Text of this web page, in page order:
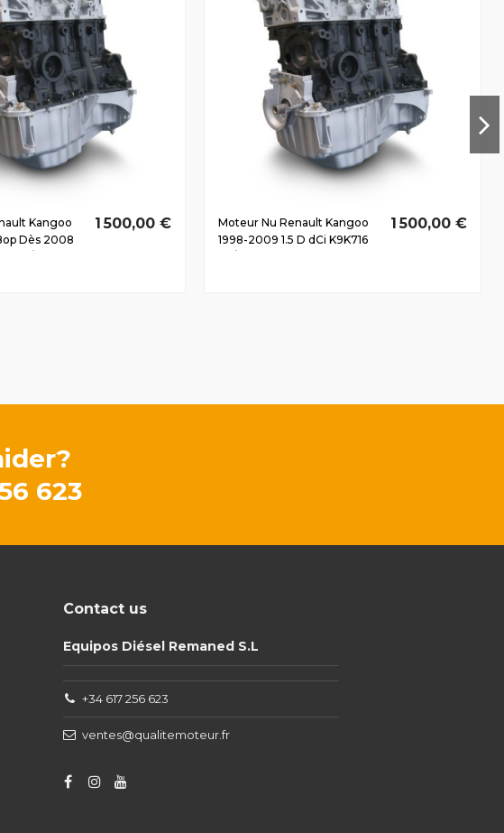
Kangoo
Dès 2008
1 500,00 €
Moteur Nu Renault Kangoo
1998-2009 1.5 D dCi K9K716
1 500,00 €
623
Contact us
Equipos Diésel Remaned S.L
+34 617 256 623
ventes@qualitemoteur.fr